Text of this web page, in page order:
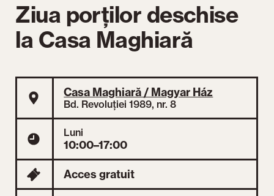
Ziua porților deschise
la Casa Maghiară
Casa Maghiară / Magyar Ház
Bd. Revoluției 1989, nr. 8
Luni
10:00–17:00
Acces gratuit